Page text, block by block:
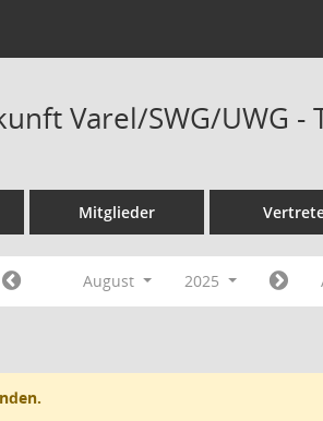
Varel/SWG/UWG -
Mitglieder
August 2025